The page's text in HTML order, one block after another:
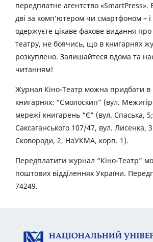
передплатне агентство «SmartPress».
дві за комп’ютером чи смартфоном –
одержуєте цікаве фахове видання про
театру, не боячись, що в книгарнях
розкуплено. Залишайтеся вдома та
читанням!
Журнал Кіно-Театр можна придбати в
книгарнях: “Смолоскип” (вул.
мережі книгарень “Є” (вул. Спаська,
Саксаганського 107/47, вул. Лисенка,
Сковороди, 2, НаУКМА, корп. 1).
Передплатити журнал “Кіно-Театр”
поштових відділеннях України.
74249.